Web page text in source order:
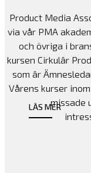
Product Media
via vår PMA
och övriga i
kursen Cirkulär
som är
Vårens kurser
missade
LÄS MER